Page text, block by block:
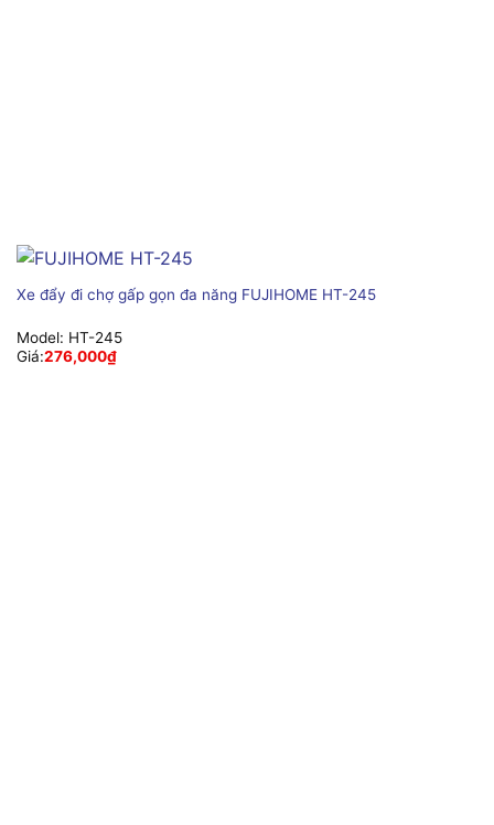
Xe đẩy đi chợ gấp gọn đa năng FUJIHOME HT-245
Model: HT-245
Giá:276,000₫